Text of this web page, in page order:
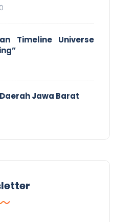
Timeline Universe
Jawa Barat